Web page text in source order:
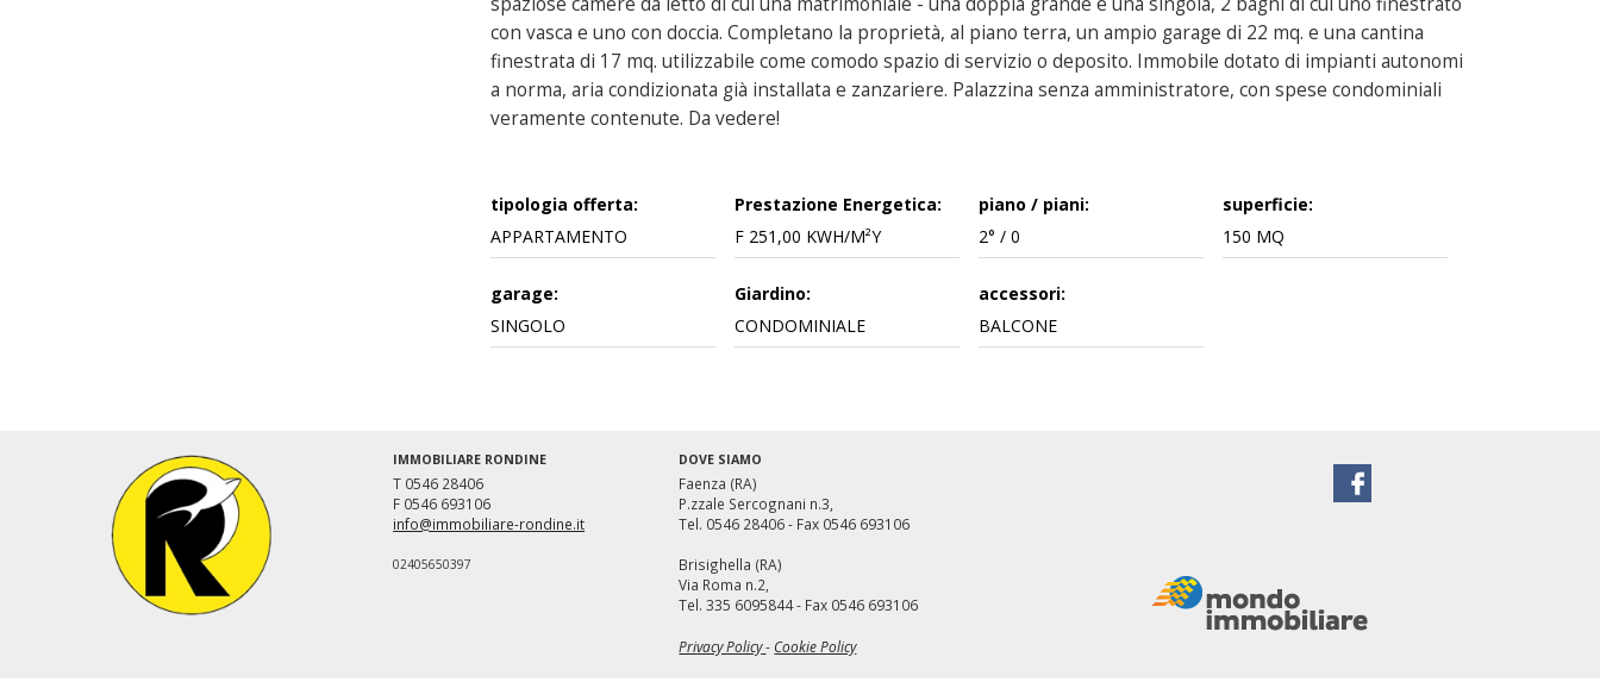
con vasca e uno con doccia. Completano la proprietà, al piano terra, un ampio garage di 22 mq. e una cantina
finestrata di 17 mq. utilizzabile come comodo spazio di servizio o deposito. Immobile dotato di impianti autonomi
a norma, aria condizionata già installata e zanzariere. Palazzina senza amministratore, con spese condominiali
veramente contenute. Da vedere!
tipologia offerta:
APPARTAMENTO
Prestazione Energetica:
F251,00 KWH/M²Y
piano / piani:
2° / 0
superficie:
150 MQ
garage:
SINGOLO
Giardino:
CONDOMINIALE
accessori:
BALCONE
IMMOBILIARE RONDINE
T 0546 28406
F 0546 693106
info@immobiliare-rondine.it
02405650397
DOVE SIAMO
Faenza (RA)
P.zzale Sercognani n.3,
Tel. 0546 28406 - Fax 0546 693106
Brisighella (RA)
Via Roma n.2,
Tel. 335 6095844 - Fax 0546 693106
Privacy Policy- Cookie Policy
Mondo Immobiliare